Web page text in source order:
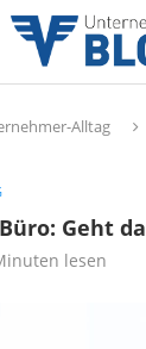
Alltag
Geht
lesen